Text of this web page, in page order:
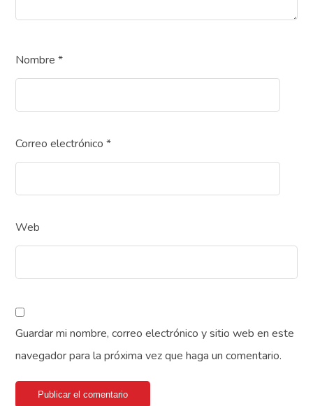
Nombre*
Correo electrónico*
Web
Guardar mi nombre, correo electrónico y sitio web en este
navegador para la próxima vez que haga un comentario.
Publicar el comentario